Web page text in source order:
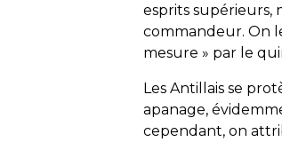
esprits supérieurs,
commandeur. On
mesure » par le
Les Antillais se
apanage,
cependant, on